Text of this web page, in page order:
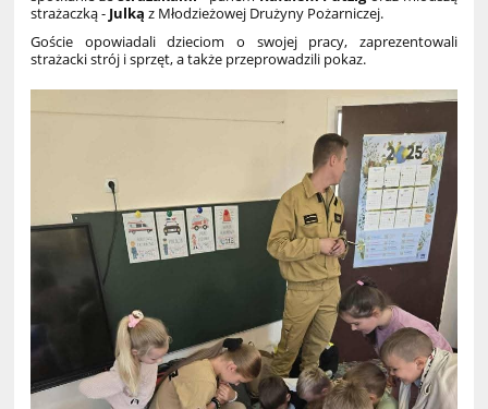
strażaczką - Julkąz Młodzieżowej Drużyny Pożarniczej.
Goście opowiadali dzieciom o swojej pracy, zaprezentowali
strażacki strój i sprzęt, a także przeprowadzili pokaz.